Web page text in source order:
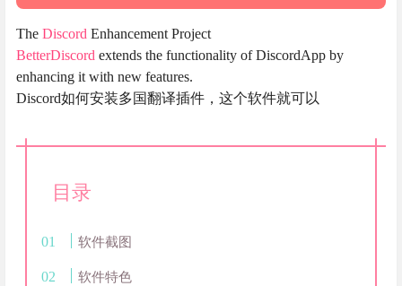
The Discord Enhancement Project
BetterDiscord extends the functionality of DiscordApp by
enhancing it with new features.
Discord如何安装多国翻译插件，这个软件就可以
目录
软件截图
软件特色